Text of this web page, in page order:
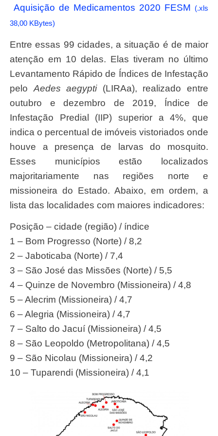
Aquisição de Medicamentos 2020 FESM (.xls
38,00 KBytes)
Entre essas 99 cidades, a situação é de maior
atenção em 10 delas. Elas tiveram no último
Levantamento Rápido de Índices de Infestação
pelo Aedes aegypti(LIRAa), realizado entre
outubro e dezembro de 2019, Índice de
Infestação Predial (IIP) superior a 4%, que
indica o percentual de imóveis vistoriados onde
houve a presença de larvas do mosquito.
Esses municípios estão localizados
majoritariamente nas regiões norte e
missioneira do Estado. Abaixo, em ordem, a
lista das localidades com maiores indicadores:
Posição – cidade (região) / índice
1 – Bom Progresso (Norte) / 8,2
2 – Jaboticaba (Norte) / 7,4
3 – São José das Missões (Norte) / 5,5
4 – Quinze de Novembro (Missioneira) / 4,8
5 – Alecrim (Missioneira) / 4,7
6 – Alegria (Missioneira) / 4,7
7 – Salto do Jacuí (Missioneira) / 4,5
8 – São Leopoldo (Metropolitana) / 4,5
9 – São Nicolau (Missioneira) / 4,2
10 – Tuparendi (Missioneira) / 4,1